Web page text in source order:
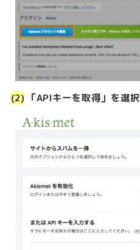
(2) 「APIキーを取得」を選択